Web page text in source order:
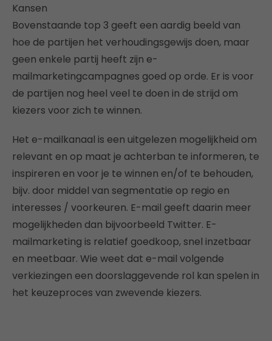
Kansen
Bovenstaande top 3 geeft een aardig beeld van
hoe de partijen het verhoudingsgewijs doen, maar
geen enkele partij heeft zijn e-
mailmarketingcampagnes goed op orde. Er is voor
de partijen nog heel veel te doen in de strijd om
kiezers voor zich te winnen.
Het e-mailkanaal is een uitgelezen mogelijkheid om
relevant en op maat je achterban te informeren, te
inspireren en voor je te winnen en/of te behouden,
bijv. door middel van segmentatie op regio en
interesses / voorkeuren. E-mail geeft daarin meer
mogelijkheden dan bijvoorbeeld Twitter. E-
mailmarketing is relatief goedkoop, snel inzetbaar
en meetbaar. Wie weet dat e-mail volgende
verkiezingen een doorslaggevende rol kan spelen in
het keuzeproces van zwevende kiezers.